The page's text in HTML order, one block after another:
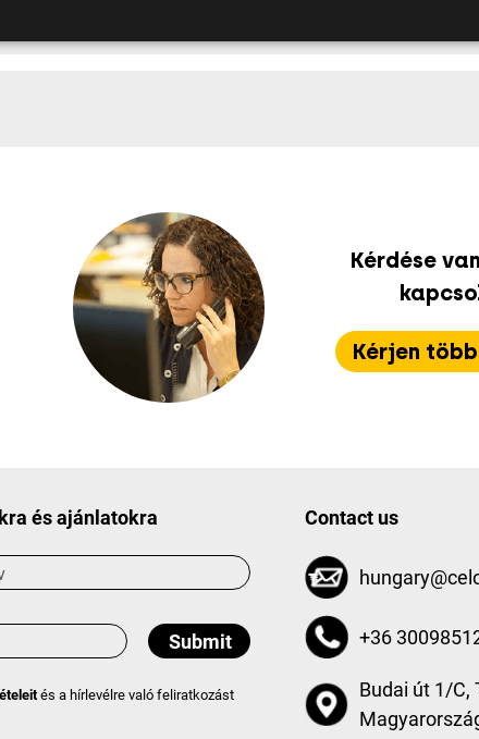
Kérdése
Kérjen
és ajánlatokra
és a hírlevélre való feliratkozást
Contact us
+36
Budai út 1/C,